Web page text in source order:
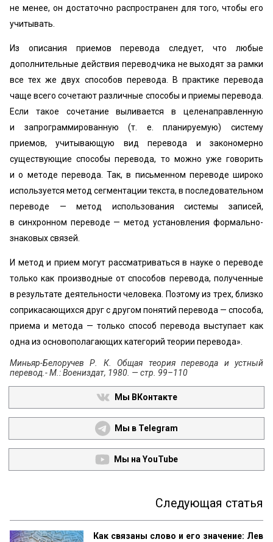
не менее, он достаточно распространен для того, чтобы его
учитывать.
Из описания приемов перевода следует, что любые
дополнительные действия переводчика не выходят за рамки
все тех же двух способов перевода. В практике перевода
чаще всего сочетают различные способы и приемы перевода.
Если такое сочетание выливается в целенаправленную
и запрограммированную (т. е. планируемую) систему
приемов, учитывающую вид перевода и закономерно
существующие способы перевода, то можно уже говорить
и о методе перевода. Так, в письменном переводе широко
используется метод сегментации текста, в последовательном
переводе — метод использования системы записей,
в синхронном переводе — метод установления формально-
знаковых связей.
И метод и прием могут рассматриваться в науке о переводе
только как производные от способов перевода, полученные
в результате деятельности человека. Поэтому из трех, близко
соприкасающихся друг с другом понятий перевода — способа,
приема и метода — только способ перевода выступает как
одна из основополагающих категорий теории перевода».
Миньяр-Белоручев Р. К. Общая теория перевода и устный
перевод.- М.: Воениздат, 1980. — стр. 99–110
Мы ВКонтакте
Мы в Telegram
Мы на YouTube
Следующая статья
Как связаны слово и его значение: Лев